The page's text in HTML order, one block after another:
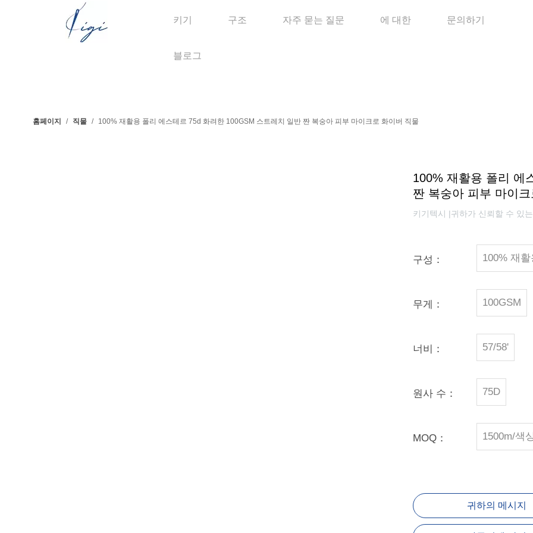
키기 구조 자주 묻는 질문 에 대한 문의하기
블로그
홈페이지 / 직물 / 100% 재활용 폴리 에스테르 75d 화려한 100GSM 스트레치 일반 짠 복숭아 피부 마이크로 화이버 직물
100% 재활용 폴리 에
짠 복숭아 피부 마이
키기텍시 |귀하가 신뢰할 수 있
구성： 100% 재
무게： 100GSM
너비： 57/58'
원사 수： 75D
MOQ： 1500m/색
귀하의 메시지